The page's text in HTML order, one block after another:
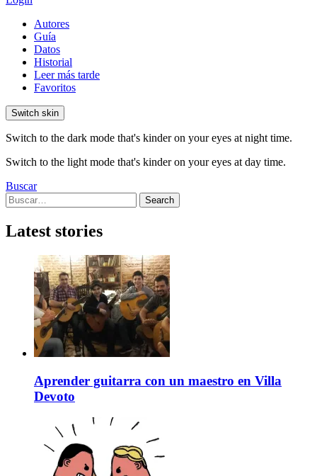
Autores
Guía
Datos
Historial
Leer más tarde
Favoritos
Switch skin
Switch to the dark mode that's kinder on your eyes at night time.
Switch to the light mode that's kinder on your eyes at day time.
Buscar
Search
for:
Search
Latest stories
Aprender guitarra con un maestro en Villa
Devoto